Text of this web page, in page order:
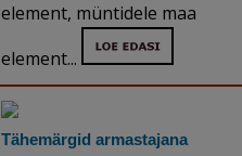
element, müntidele maa
element...
Tähemärgid armastajana